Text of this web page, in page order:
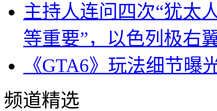
主持人连问四次“犹太
等重要”，以色列极右
《GTA6》玩法细节
频道精选